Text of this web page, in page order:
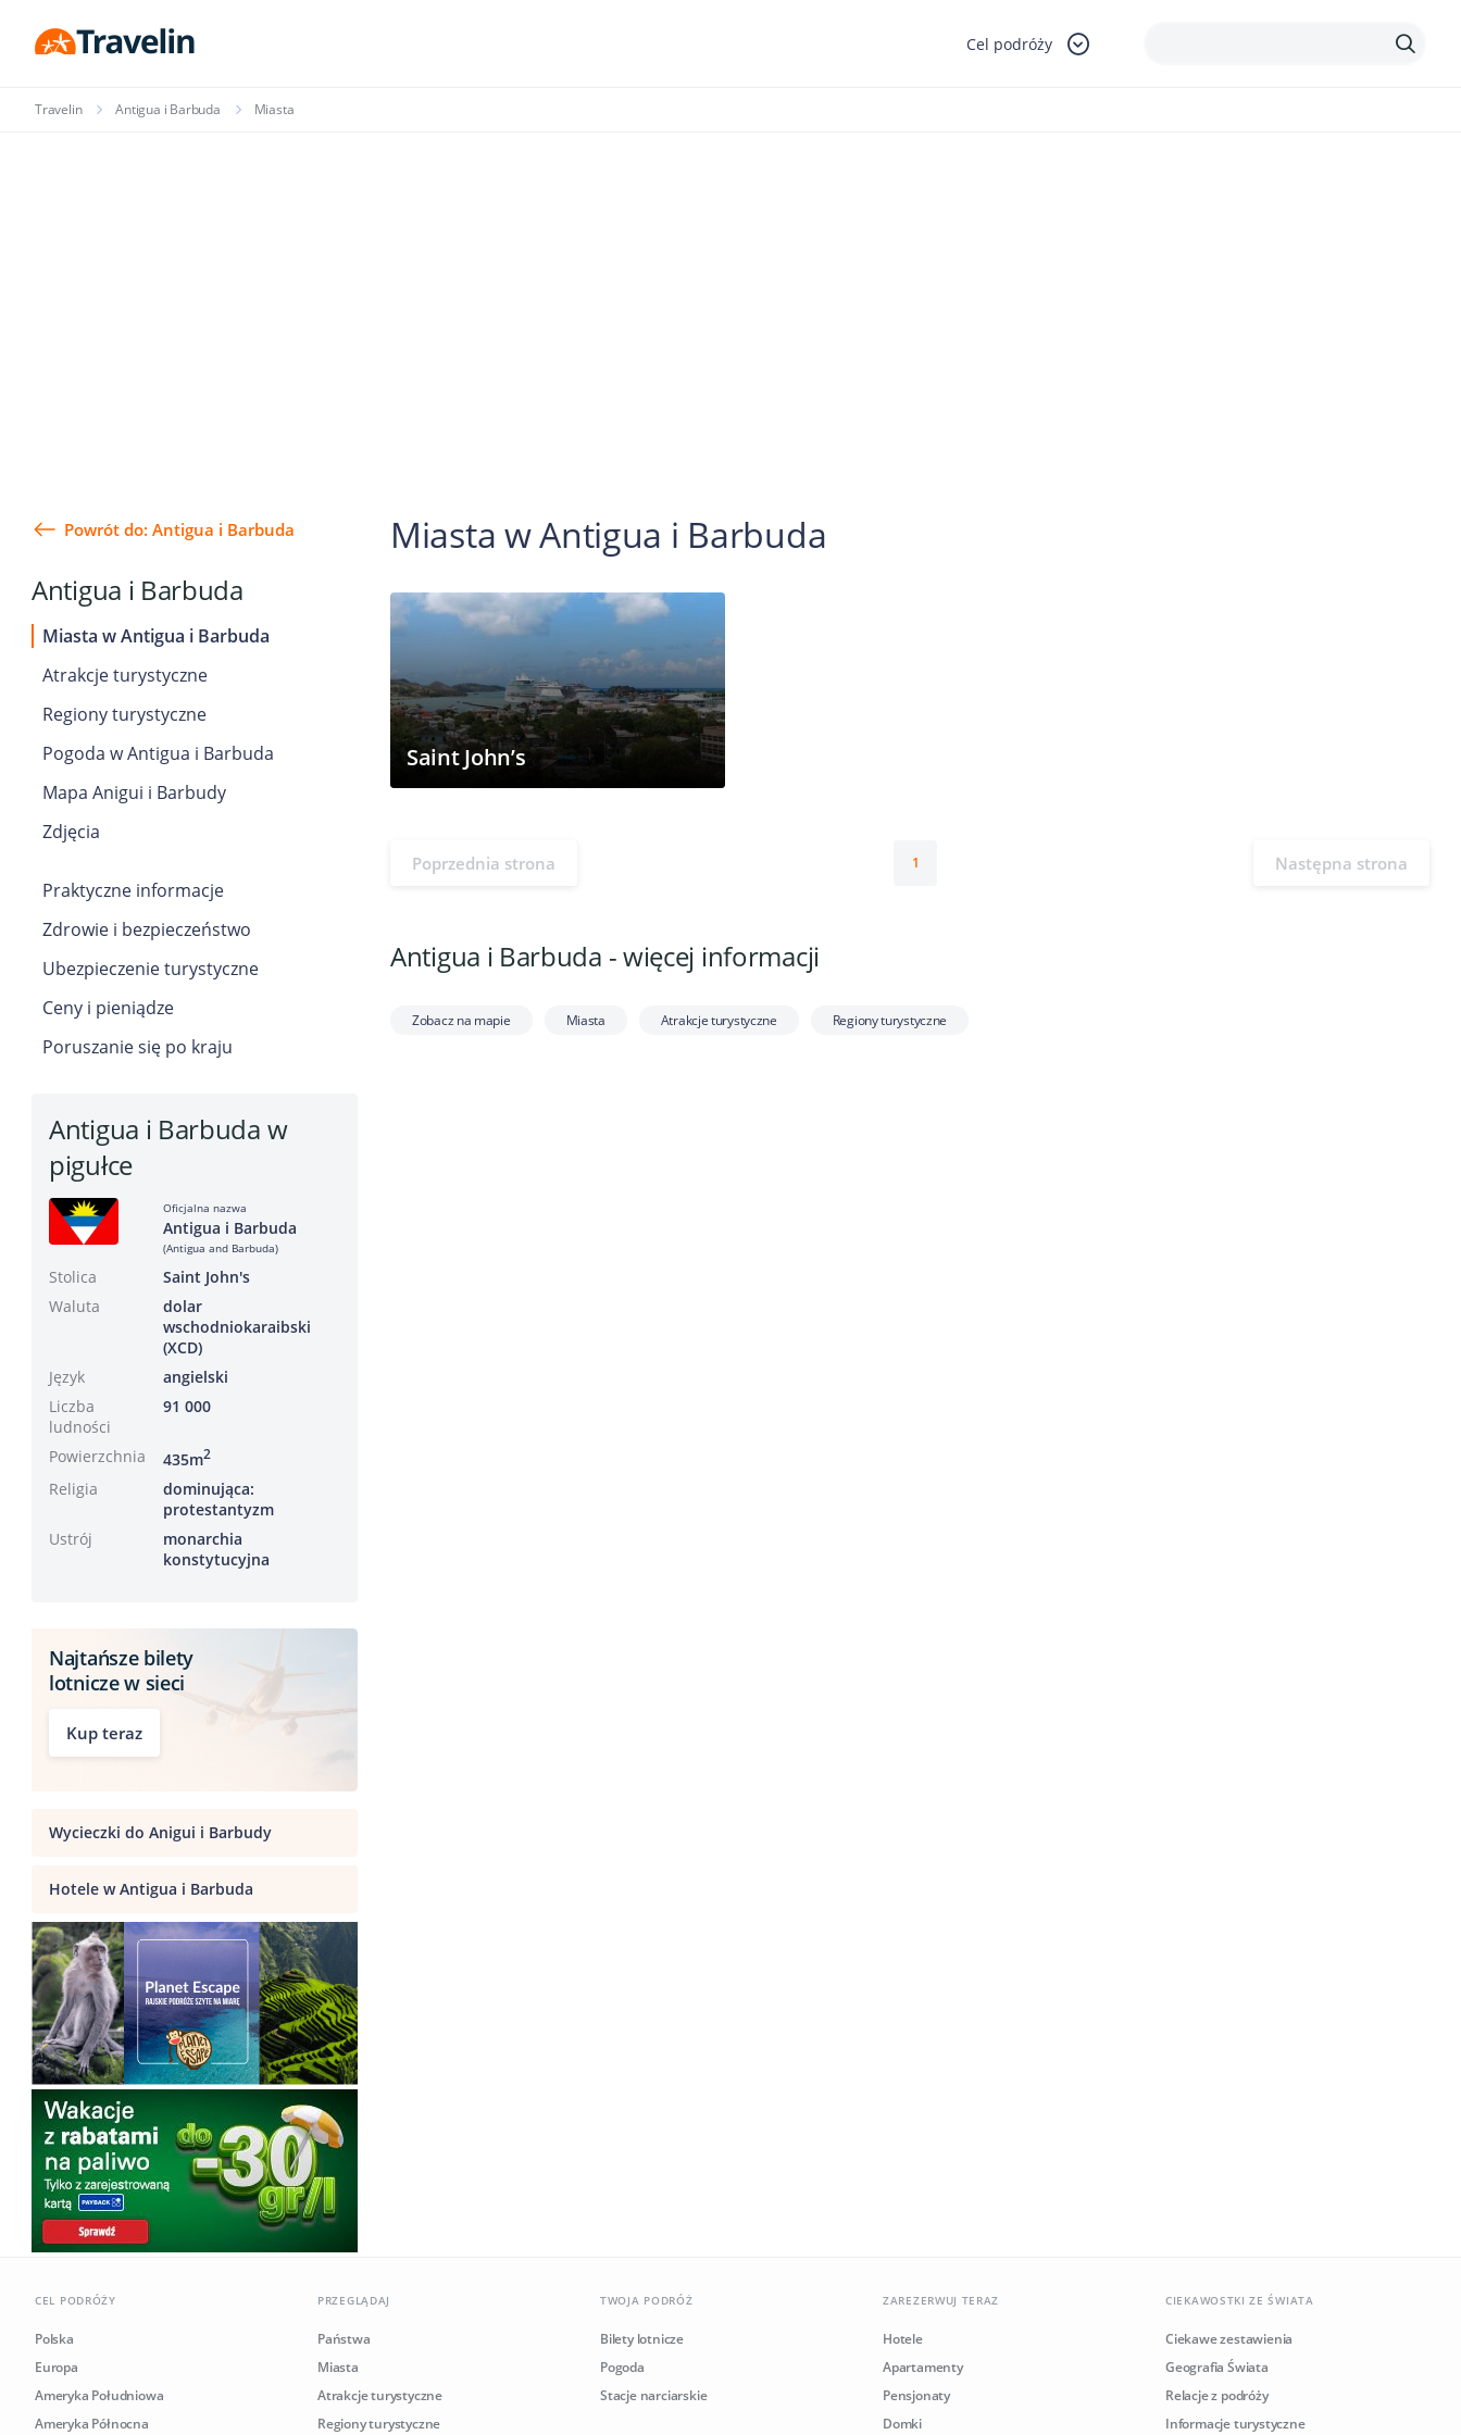
Cel podróży
Travelin Antigua i Barbuda Miasta
Powrót do: Antigua i Barbuda
Antigua i Barbuda
Miasta w Antigua i Barbuda
Atrakcje turystyczne
Regiony turystyczne
Pogoda w Antigua i Barbuda
Mapa Anigui i Barbudy
Zdjęcia
Praktyczne informacje
Zdrowie i bezpieczeństwo
Ubezpieczenie turystyczne
Ceny i pieniądze
Poruszanie się po kraju
Antigua i Barbuda w
pigułce
Oficjalna nazwa
Antigua i Barbuda
(Antigua and Barbuda)
Stolica
Saint John's
Waluta
dolar
wschodniokaraibski
(XCD)
Język
angielski
Liczba
ludności
91 000
Powierzchnia 435m2
Religia
dominująca:
protestantyzm
Ustrój
monarchia
konstytucyjna
Najtańsze bilety
lotnicze w sieci
Kup teraz
Wycieczki do Anigui i Barbudy
Hotele w Antigua i Barbuda
Miasta w Antigua i Barbuda
Saint John’s
Poprzednia strona 1 Następna strona
Antigua i Barbuda - więcej informacji
Zobacz na mapie Miasta Atrakcje turystyczne Regiony turystyczne
CEL PODRÓŻY
Polska
Europa
Ameryka Południowa
Ameryka Północna
PRZEGLĄDAJ
Państwa
Miasta
Atrakcje turystyczne
Regiony turystyczne
TWOJA PODRÓŻ
Bilety lotnicze
Pogoda
Stacje narciarskie
ZAREZERWUJ TERAZ
Hotele
Apartamenty
Pensjonaty
Domki
CIEKAWOSTKI ZE ŚWIATA
Ciekawe zestawienia
Geografia Świata
Relacje z podróży
Informacje turystyczne